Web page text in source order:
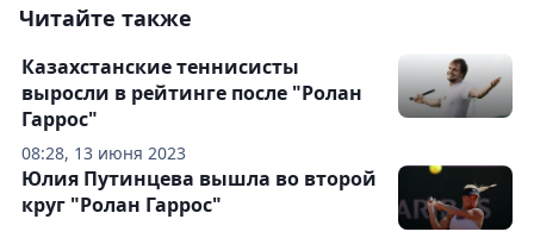
Читайте также
08:28, 13 июня 2023
Казахстанские теннисисты
выросли в рейтинге после "Ролан
Гаррос"
Юлия Путинцева вышла во второй
круг "Ролан Гаррос"